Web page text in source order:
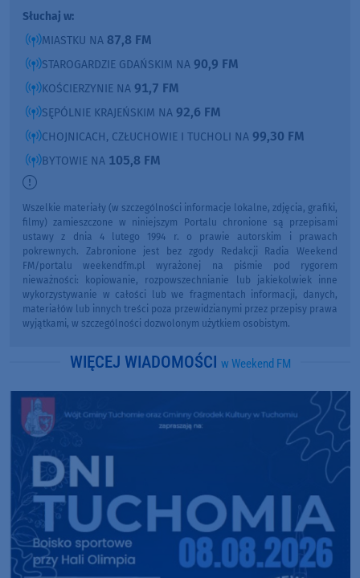
Słuchaj w:
MIASTKU NA 87,8 FM
STAROGARDZIE GDAŃSKIM NA 90,9 FM
KOŚCIERZYNIE NA 91,7 FM
SĘPÓLNIE KRAJEŃSKIM NA 92,6 FM
CHOJNICACH, CZŁUCHOWIE I TUCHOLI NA 99,30 FM
BYTOWIE NA 105,8 FM
Wszelkie materiały (w szczególności informacje lokalne, zdjęcia, grafiki,
filmy) zamieszczone w niniejszym Portalu chronione są przepisami
ustawy z dnia 4 lutego 1994 r. o prawie autorskim i prawach
pokrewnych. Zabronione jest bez zgody Redakcji Radia Weekend
FM/portalu weekendfm.pl wyrażonej na piśmie pod rygorem
nieważności: kopiowanie, rozpowszechnianie lub jakiekolwiek inne
wykorzystywanie w całości lub we fragmentach informacji, danych,
materiałów lub innych treści poza przewidzianymi przez przepisy prawa
wyjątkami, w szczególności dozwolonym użytkiem osobistym.
WIĘCEJ WIADOMOŚCI w Weekend FM